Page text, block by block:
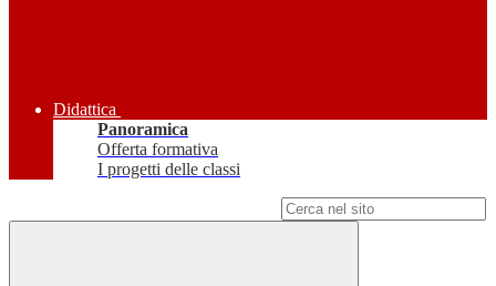
Didattica
Panoramica
Offerta formativa
I progetti delle classi